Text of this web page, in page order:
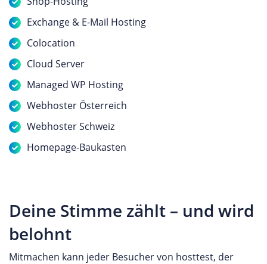
Exchange & E-Mail Hosting
Colocation
Cloud Server
Managed WP Hosting
Webhoster Österreich
Webhoster Schweiz
Homepage-Baukasten
Deine Stimme zählt – und wird
belohnt
Mitmachen kann jeder Besucher von hosttest, der